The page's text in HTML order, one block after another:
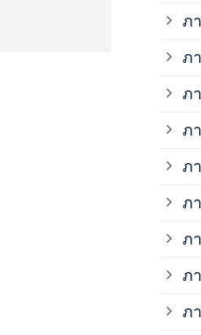
ภ
ภ
ภ
ภ
ภ
ภ
ภ
ภ
ภ